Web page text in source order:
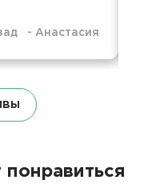
- Анастасия